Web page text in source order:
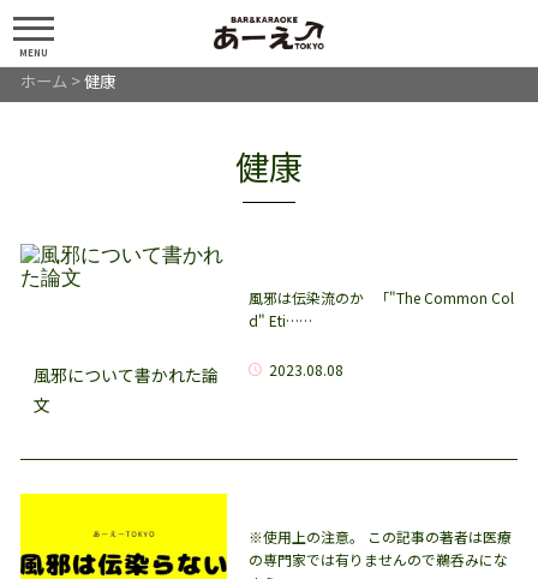
MENU
ホーム >健康
健康
風邪について書かれた論
文
風邪は伝染流のか 「"The Common Col
d" Eti……
2023.08.08
※使用上の注意。 この記事の著者は医療
の専門家では有りませんので鵜呑みにな